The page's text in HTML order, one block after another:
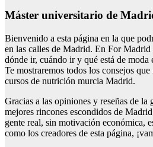
Máster universitario de
Bienvenido a esta página en la que
en las calles de Madrid. En For Madrid
dónde ir, cuándo ir y qué está de moda
Te mostraremos todos los consejos
cursos de nutrición murcia Madrid.
Gracias a las opiniones y reseñas de la
mejores rincones escondidos de
gente real, sin motivación económica,
como los creadores de esta página,